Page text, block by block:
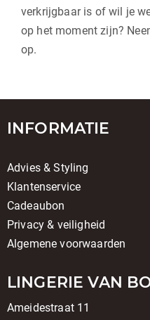
verkrijgbaar is of wil je
op het moment zijn?
op.
INFORMATIE
Advies & Styling
Klantenservice
Cadeaubon
Privacy & veiligheid
Algemene voorwaarden
LINGERIE VAN
Ameidestraat 11